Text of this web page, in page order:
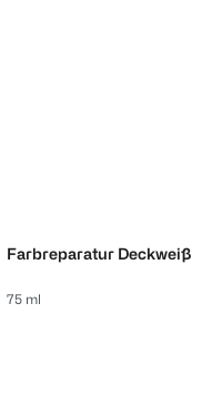
Farbreparatur Deckweiß
75 ml